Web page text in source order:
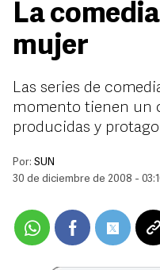
La
mujer
Las series de
momento tienen un
producidas y
Por: SUN
30 de diciembre de 2008 -